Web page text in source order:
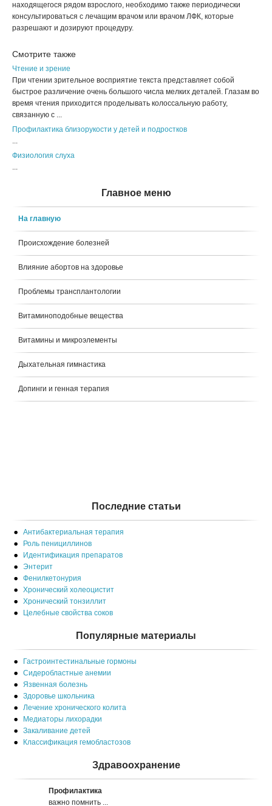
находящегося рядом взрослого, необходимо также периодически
консультироваться с лечащим врачом или врачом ЛФК, которые
разрешают и дозируют процедуру.
Смотрите также
Чтение и зрение
При чтении зрительное восприятие текста представляет собой
быстрое различение очень большого числа мелких деталей. Глазам во
время чтения приходится проделывать колоссальную работу,
связанную с ...
Профилактика близорукости у детей и подростков
...
Физиология слуха
...
Главное меню
На главную
Происхождение болезней
Влияние абортов на здоровье
Проблемы трансплантологии
Витаминоподобные вещества
Витамины и микроэлементы
Дыхательная гимнастика
Допинги и генная терапия
Последние статьи
Антибактериальная терапия
Роль пенициллинов
Идентификация препаратов
Энтерит
Фенилкетонурия
Хронический холеоцистит
Хронический тонзиллит
Целебные свойства соков
Популярные материалы
Гастроинтестинальные гормоны
Сидеробластные анемии
Язвенная болезнь
Здоровье школьника
Лечение хронического колита
Медиаторы лихорадки
Закаливание детей
Классификация гемобластозов
Здравоохранение
Профилактика
важно помнить ...